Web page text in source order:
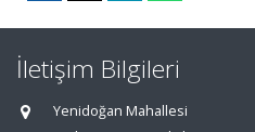
İletişim Bilgileri
Yenidoğan Mahallesi